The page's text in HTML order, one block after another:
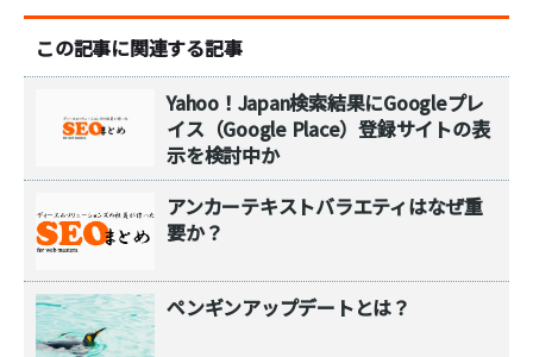
この記事に関連する記事
Yahoo！Japan検索結果にGoogleプレ
イス（Google Place）登録サイトの表
示を検討中か
アンカーテキストバラエティはなぜ重
要か？
ペンギンアップデートとは？